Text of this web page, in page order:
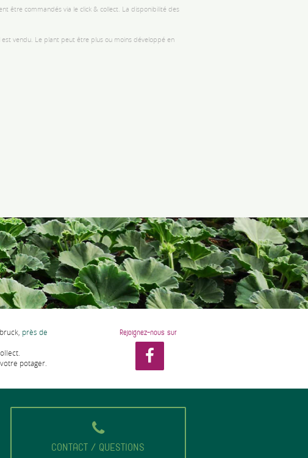
être commandés via le click & collect. La disponibilité des
vendu. Le plant peut être plus ou moins développé en
près de
potager.
Rejoignez-nous sur
CONTACT / QUESTIONS